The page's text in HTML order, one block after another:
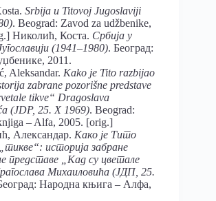
Srbija u Titovoj Jugoslaviji
. Beograd: Zavod za udžbenike,
Николић, Коста. Србија у
(1941–1980). Београд:
2011.
Aleksandar. Kako je Tito razbijao
zabrane pozorišne predstave
tikve“ Dragoslava
(JDP, 25. X 1969). Beograd:
– Alfa, 2005. [orig.]
Александар. Како је Тито
историја забране
представе „Кад су цветале
Михаиловића (ЈДП, 25.
Народна књига – Алфа,